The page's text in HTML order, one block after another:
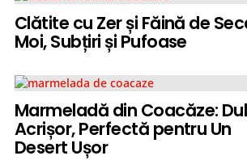
Clătite cu Zer și Făină de
Moi, Subțiri și Pufoase
Marmeladă din Coacăze:
Acrișor, Perfectă pentru Un
Desert Ușor